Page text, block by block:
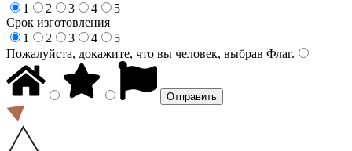
1
2 3 4
5
Срок изготовления
1
2 3 4
5
Пожалуйста, докажите, что вы человек, выбрав Флаг.